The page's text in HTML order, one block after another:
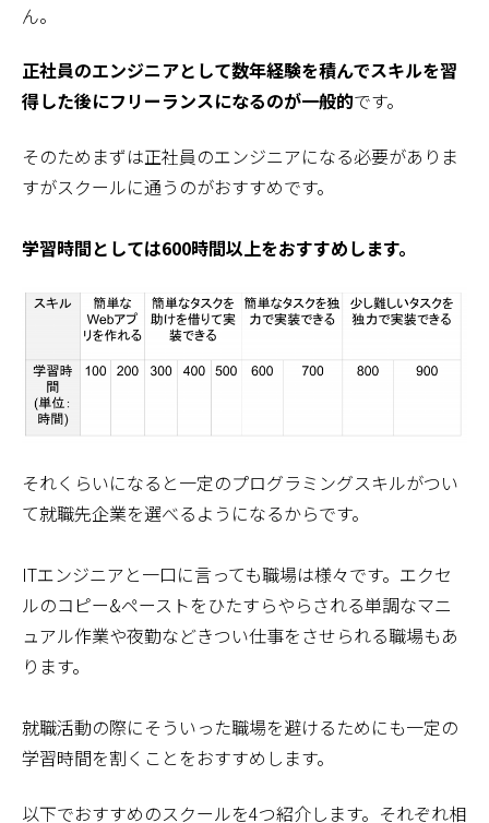
ん。
正社員のエンジニアとして数年経験を積んでスキルを習
得した後にフリーランスになるのが一般的です。
そのためまずは正社員のエンジニアになる必要がありま
すがスクールに通うのがおすすめです。
学習時間としては600時間以上をおすすめします。
それくらいになると一定のプログラミングスキルがつい
て就職先企業を選べるようになるからです。
ITエンジニアと一口に言っても職場は様々です。エクセ
ルのコピー&ペーストをひたすらやらされる単調なマニ
ュアル作業や夜勤などきつい仕事をさせられる職場もあ
ります。
就職活動の際にそういった職場を避けるためにも一定の
学習時間を割くことをおすすめします。
以下でおすすめのスクールを4つ紹介します。それぞれ相